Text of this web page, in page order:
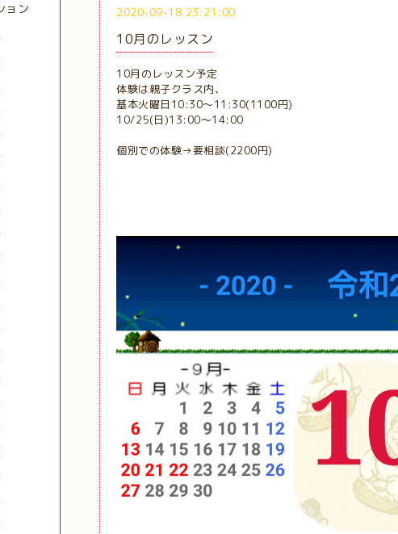
2020-09-18 23:21:00
10月のレッスン
10月のレッスン予定
体験は親子クラス内、
基本火曜日10:30～11:30(1100円)
10/25(日)13:00～14:00
個別での体験→要相談(2200円)
ョン